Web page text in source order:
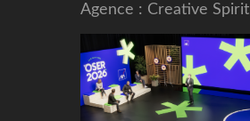
Agence : Creative Spirit